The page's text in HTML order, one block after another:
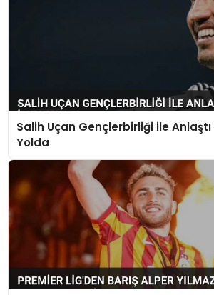
Salih Uçan Gençlerbirliği ile Anlaştı
Yolda